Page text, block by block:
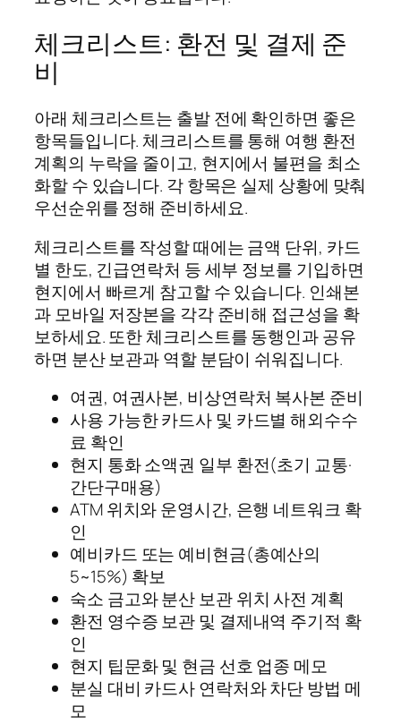
체크리스트: 환전 및 결제 준
비
아래 체크리스트는 출발 전에 확인하면 좋은
항목들입니다. 체크리스트를 통해 여행 환전
계획의 누락을 줄이고, 현지에서 불편을 최소
화할 수 있습니다. 각 항목은 실제 상황에 맞춰
우선순위를 정해 준비하세요.
체크리스트를 작성할 때에는 금액 단위, 카드
별 한도, 긴급연락처 등 세부 정보를 기입하면
현지에서 빠르게 참고할 수 있습니다. 인쇄본
과 모바일 저장본을 각각 준비해 접근성을 확
보하세요. 또한 체크리스트를 동행인과 공유
하면 분산 보관과 역할 분담이 쉬워집니다.
여권, 여권사본, 비상연락처 복사본 준비
사용 가능한 카드사 및 카드별 해외수수
료 확인
현지 통화 소액권 일부 환전(초기 교통·
간단구매용)
ATM 위치와 운영시간, 은행 네트워크 확
인
예비카드 또는 예비현금(총예산의
5~15%) 확보
숙소 금고와 분산 보관 위치 사전 계획
환전 영수증 보관 및 결제내역 주기적 확
인
현지 팁문화 및 현금 선호 업종 메모
분실 대비 카드사 연락처와 차단 방법 메
모